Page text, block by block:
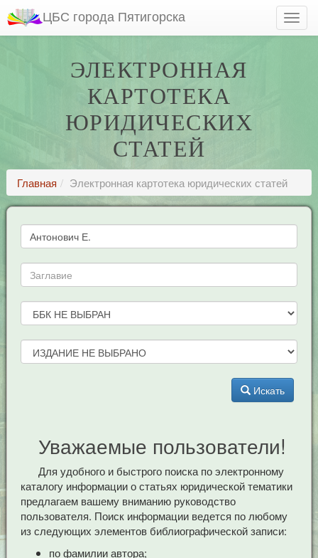
ЦБС города Пятигорска
ЭЛЕКТРОННАЯ
КАРТОТЕКА
ЮРИДИЧЕСКИХ
СТАТЕЙ
Главная Электронная картотека юридических статей
Искать
Уважаемые пользователи!
Для удобного и быстрого поиска по электронному
каталогу информации о статьях юридической тематики
предлагаем вашему вниманию руководство
пользователя. Поиск информации ведется по любому
из следующих элементов библиографической записи:
по фамилии автора;